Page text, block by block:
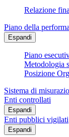
Relazione
Piano della
Espandi
Piano
Metodologia
Posizione
Sistema di
Enti controllati
Espandi
Enti pubblici vigilati
Espandi